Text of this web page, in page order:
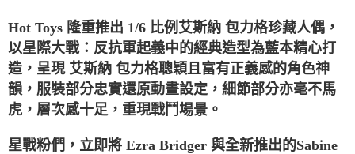
Hot Toys 隆重推出 1/6 比例艾斯納 包力格珍藏人偶，
以星際大戰：反抗軍起義中的經典造型為藍本精心打
造，呈現 艾斯納 包力格聰穎且富有正義感的角色神
韻，服裝部分忠實還原動畫設定，細節部分亦毫不馬
虎，層次感十足，重現戰鬥場景。
星戰粉們，立即將 Ezra Bridger 與全新推出的Sabine